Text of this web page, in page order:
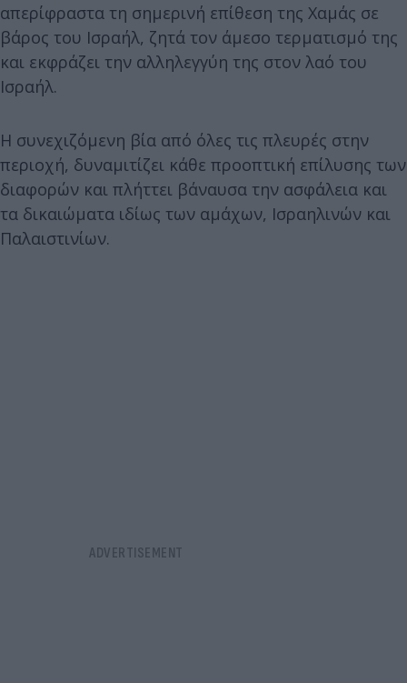
απερίφραστα τη σημερινή επίθεση της Χαμάς σε
βάρος του Ισραήλ, ζητά τον άμεσο τερματισμό της
και εκφράζει την αλληλεγγύη της στον λαό του
Ισραήλ.
Η συνεχιζόμενη βία από όλες τις πλευρές στην
περιοχή, δυναμιτίζει κάθε προοπτική επίλυσης των
διαφορών και πλήττει βάναυσα την ασφάλεια και
τα δικαιώματα ιδίως των αμάχων, Ισραηλινών και
Παλαιστινίων.